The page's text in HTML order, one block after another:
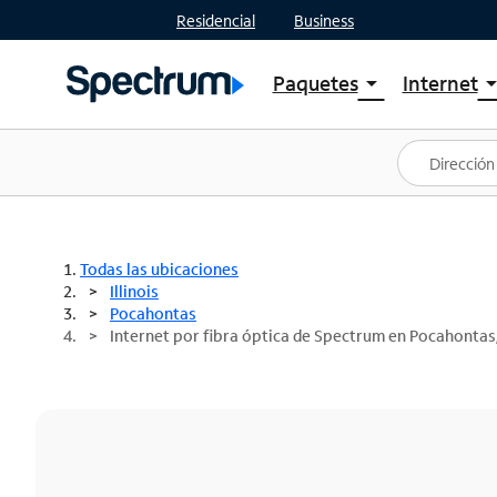
Residencial Business
Paquetesarrow_drop_down
Ver paquetes
Spectrum One
Mejores ofertas
Internetarrow_drop_down
Planes
Todas las ubicaciones
Illinois
Pocahontas
Internet por fibra óptica de Spectrum en